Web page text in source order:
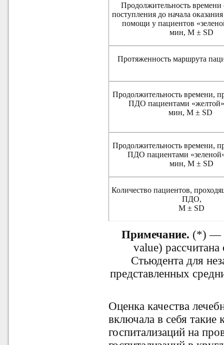
Продолжительность времени
поступления до начала
помощи у пациентов
мин, М ± SD
Протяженность маршрута
Продолжительность времени,
ПДО пациентами
мин, М ± SD
Продолжительность времени,
ПДО пациентами
мин, М ± SD
Количество пациентов,
ПДО,
М ± SD
Примечание. (*) —
value)
Стьюдента для
представленных
Оценка качества
включала в себя такие
госпитализаций на